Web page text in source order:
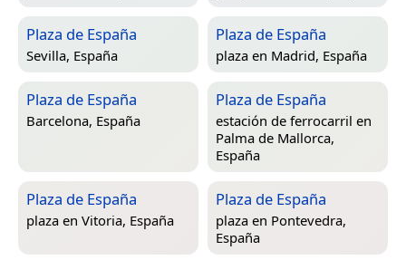
Plaza de España
Sevilla, España
Plaza de España
plaza en Madrid, España
Plaza de España
Barcelona, España
Plaza de España
estación de ferrocarril en
Palma de Mallorca,
España
Plaza de España
plaza en Vitoria, España
Plaza de España
plaza en Pontevedra,
España